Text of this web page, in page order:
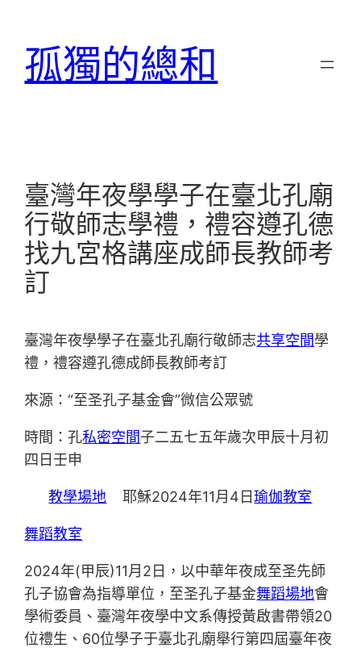
孤獨的總和
臺灣年夜學學子在臺北孔廟
行敬師志學禮，禮容遵孔德
找九宮格講座成師長教師考
訂
臺灣年夜學學子在臺北孔廟行敬師志共享空間學
禮，禮容遵孔德成師長教師考訂
來源：“至圣孔子基金會”微信公眾號
時間：孔私密空間子二五七五年歲次甲辰十月初
四日壬申
教學場地 耶穌2024年11月4日瑜伽教室
舞蹈教室
2024年(甲辰)11月2日，以中華年夜成至圣先師
孔子協會為指導單位，至圣孔子基金舞蹈場地會
學術委員、臺灣年夜學中文系傳授黃啟書帶領20
位禮生、60位學子于臺北孔廟舉行第四屆臺年夜